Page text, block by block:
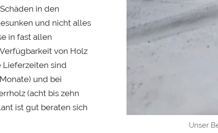
in den
und nicht alles
in fast allen
von Holz
Lieferzeiten sind
und bei
(acht bis zehn
ist gut beraten sich
Unser